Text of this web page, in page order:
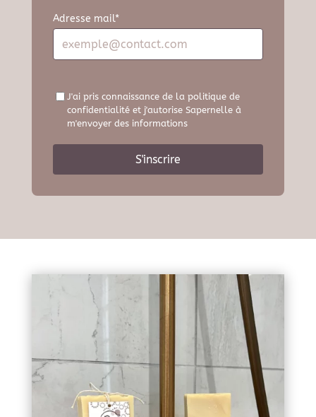
Adresse mail*
J'ai pris connaissance de la politique de
confidentialité et j'autorise Sapernelle à
m'envoyer des informations